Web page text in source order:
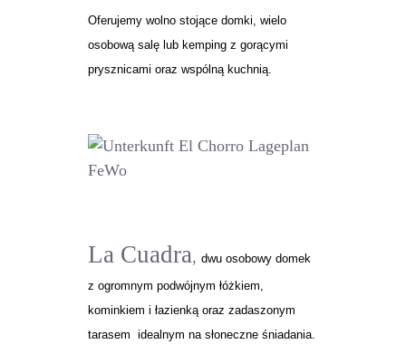
Oferujemy wolno stojące domki, wielo
osobową salę lub kemping z gorącymi
prysznicami oraz wspólną kuchnią.
La Cuadra,dwu osobowy domek
z ogromnym podwójnym łóżkiem,
kominkiem i łazienką oraz zadaszonym
tarasem idealnym na słoneczne śniadania.